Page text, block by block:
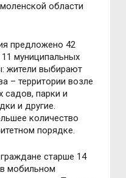
области
предложено 42
11 муниципальных
жители выбирают
– территории возле
садов, парки и
и другие.
количество
порядке.
старше 14
мобильном